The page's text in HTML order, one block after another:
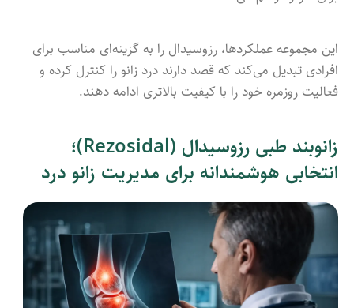
این مجموعه عملکردها، رزوسیدال را به گزینه‌ای مناسب برای
افرادی تبدیل می‌کند که قصد دارند درد زانو را کنترل کرده و
فعالیت روزمره خود را با کیفیت بالاتری ادامه دهند.
زانوبند طبی رزوسیدال (Rezosidal)؛
انتخابی هوشمندانه برای مدیریت زانو درد